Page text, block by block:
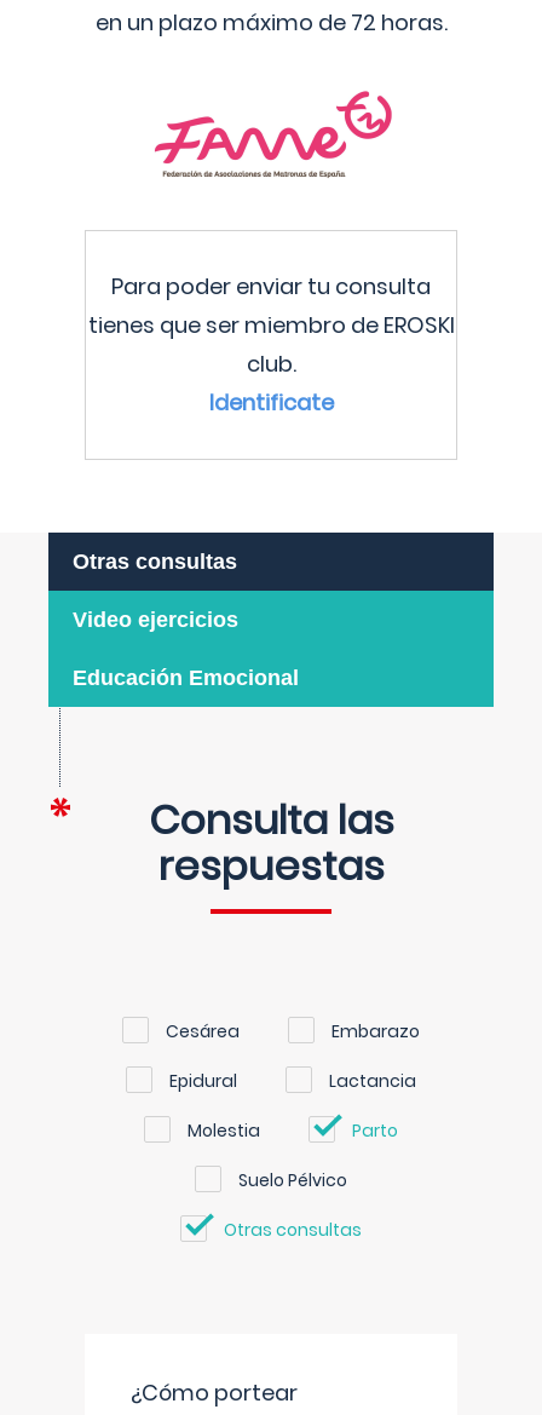
en un plazo máximo de 72 horas.
Para poder enviar tu consulta
tienes que ser miembro de EROSKI
club.
Identificate
Otras consultas
Video ejercicios
Educación Emocional
Consulta las
respuestas
Cesárea Embarazo
Epidural Lactancia
Molestia Parto
Suelo Pélvico
Otras consultas
¿Cómo portear